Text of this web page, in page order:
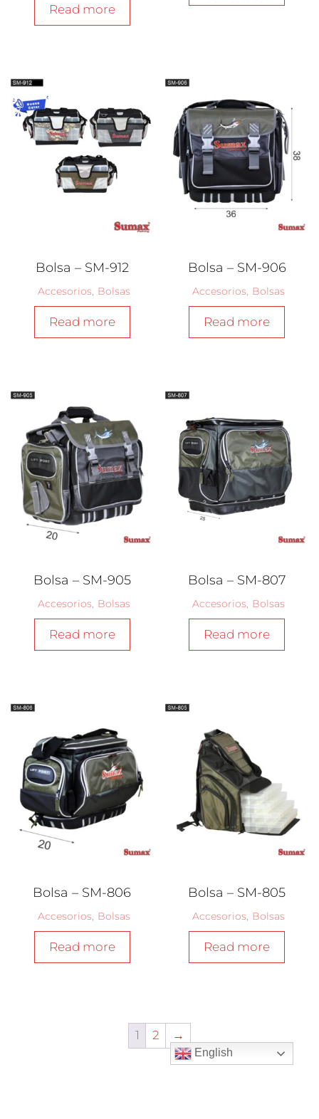
Read more
Bolsa – SM-912
Accesorios Bolsas
Read more
Bolsa – SM-906
Accesorios Bolsas
Read more
Bolsa – SM-905
Accesorios Bolsas
Read more
Bolsa – SM-807
Accesorios Bolsas
Read more
Bolsa – SM-806
Accesorios Bolsas
Read more
Bolsa – SM-805
Accesorios Bolsas
Read more
1 2 →
English